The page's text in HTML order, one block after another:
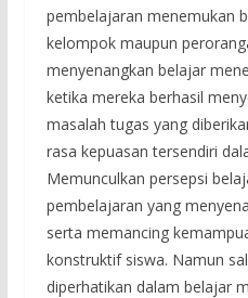
pembelajaran menemukan
kelompok maupun
menyenangkan belajar
ketika mereka berhasil
masalah tugas yang
rasa kepuasan tersendiri
Memunculkan persepsi
pembelajaran yang
serta memancing
konstruktif siswa. Namun
diperhatikan dalam belajar